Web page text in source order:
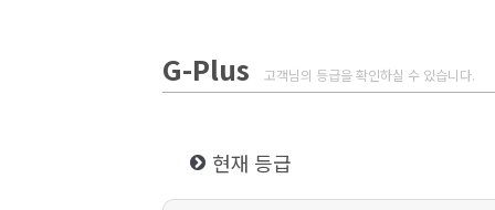
G-Plus 고객님의 등급을 확인하실 수 있습니다.
현재 등급